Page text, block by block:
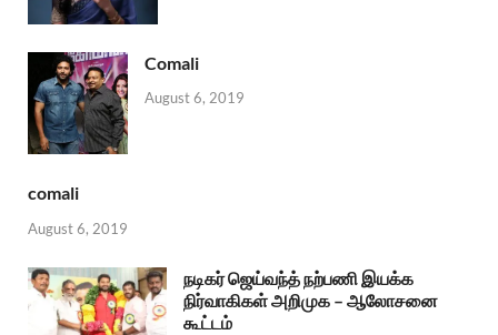
Comali
August 6, 2019
comali
August 6, 2019
நடிகர் ஜெய்வந்த் நற்பணி இயக்க
நிர்வாகிகள் அறிமுக – ஆலோசனை
கூட்டம்